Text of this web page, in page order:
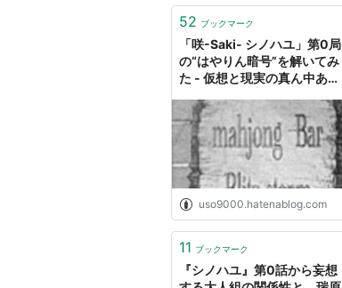
52 ブックマーク
「咲-Saki- シノハユ」第0局
の“はやりん暗号”を解いてみ
た - 仮想と現実の真ん中あた
uso9000.hatenablog.com
11 ブックマーク
『シノハユ』第0話から妄想